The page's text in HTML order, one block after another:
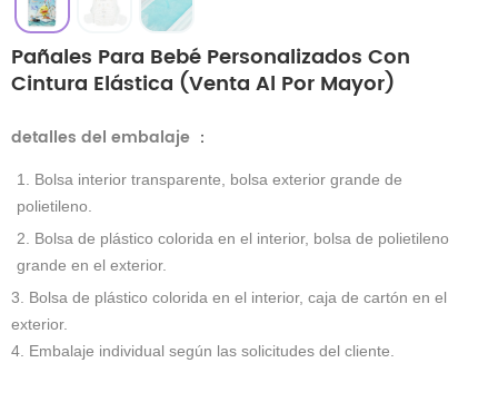
Pañales Para Bebé Personalizados Con
Cintura Elástica (venta Al Por Mayor)
detalles del embalaje ：
1. Bolsa interior transparente, bolsa exterior grande de
polietileno.
2. Bolsa de plástico colorida en el interior, bolsa de polietileno
grande en el exterior.
3. Bolsa de plástico colorida en el interior, caja de cartón en el
exterior.
4. Embalaje individual según las solicitudes del cliente.